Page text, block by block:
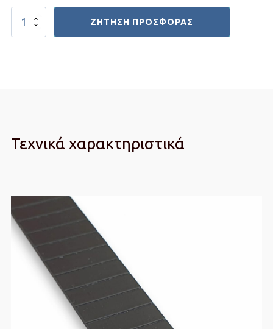
Ιμάντας
ΖΉΤΗΣΗ ΠΡΟΣΦΟΡΆΣ
Τεχνικά χαρακτηριστικά